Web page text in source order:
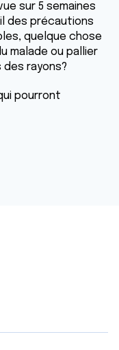
sur 5 semaines
des précautions
quelque chose
malade ou pallier
rayons?
pourront